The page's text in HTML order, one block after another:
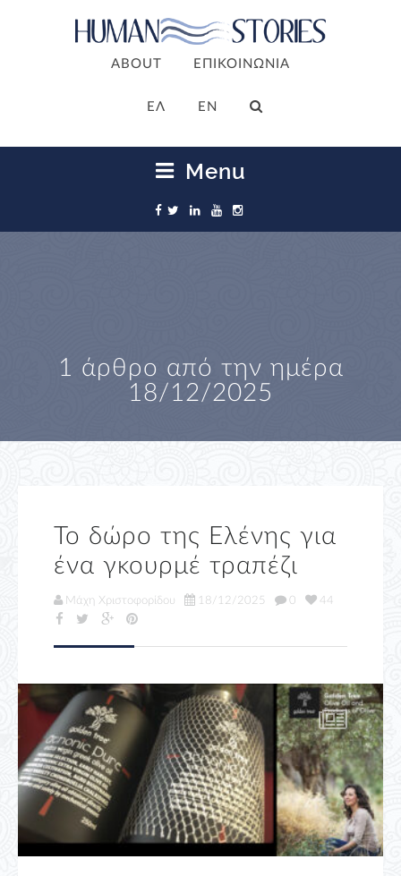
ABOUT ΕΠΙΚΟΙΝΩΝΙΑ
ΕΛ EN
Menu
1 άρθρο από την ημέρα
18/12/2025
Το δώρο της Ελένης για
ένα γκουρμέ τραπέζι
Μάχη Χριστοφορίδου 18/12/2025 0 44